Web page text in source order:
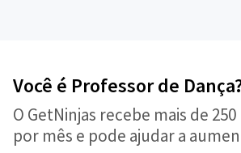
Você é Professor de
O GetNinjas recebe mais de
por mês e pode ajudar a